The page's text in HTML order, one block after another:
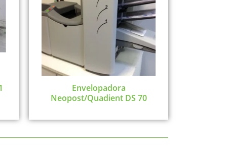
Envelopadora
Neopost/Quadient DS 70